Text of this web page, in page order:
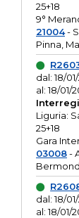
25+18
9°
21004-
Pinna,
dal: 18/
al: 18/01/
Liguria:
25+18
Gara
03008-
dal: 18/
al: 18/01/